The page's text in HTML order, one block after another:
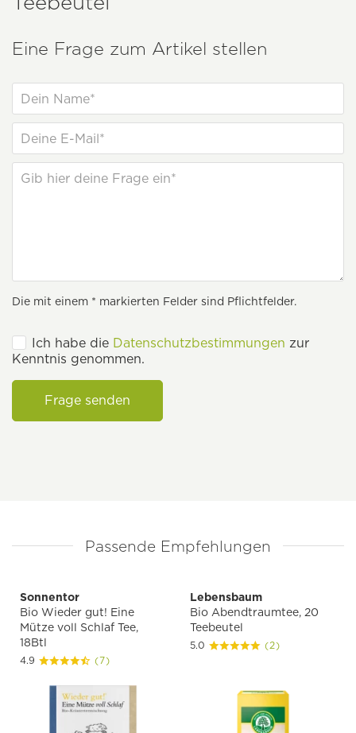
Eine Frage zum Artikel stellen
Die mit einem * markierten Felder sind Pflichtfelder.
Ich habe die Datenschutzbestimmungen zur
Kenntnis genommen.
Frage senden
Passende Empfehlungen
Sonnentor
Bio Wieder gut! Eine
Mütze voll Schlaf Tee,
18Btl
4.9 (7)
Lebensbaum
Bio Abendtraumtee, 20
Teebeutel
5.0 (2)